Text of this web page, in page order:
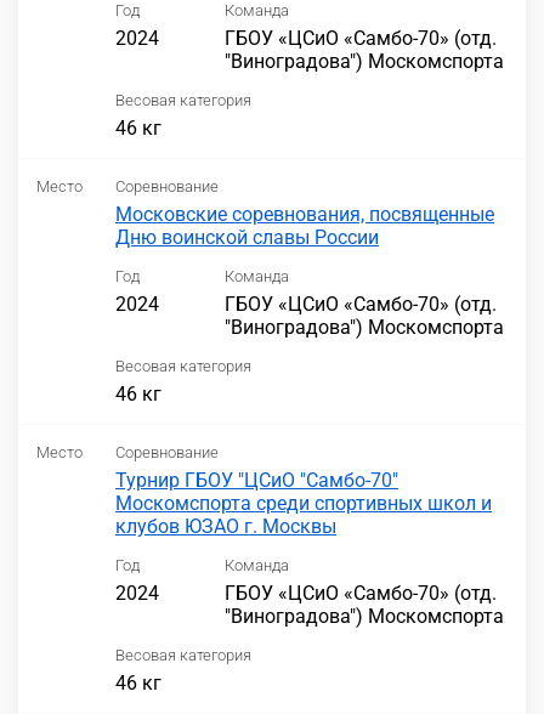
Год
2024
Команда
ГБОУ «ЦСиО «Самбо-70» (отд.
"Виноградова") Москомспорта
Весовая категория
46 кг
Место Соревнование
Московские соревнования, посвященные
Дню воинской славы России
Год
2024
Команда
ГБОУ «ЦСиО «Самбо-70» (отд.
"Виноградова") Москомспорта
Весовая категория
46 кг
Место Соревнование
Турнир ГБОУ "ЦСиО "Самбо-70"
Москомспорта среди спортивных школ и
клубов ЮЗАО г. Москвы
Год
2024
Команда
ГБОУ «ЦСиО «Самбо-70» (отд.
"Виноградова") Москомспорта
Весовая категория
46 кг